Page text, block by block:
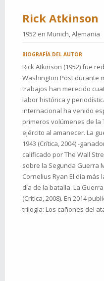
Rick Atkinson
1952 en Munich, Alemania
BIOGRAFÍA DEL AUTOR
Rick Atkinson (1952) fue
Washington Post durante
trabajos han merecido
labor histórica y
internacional ha venido
primeros volúmenes de la
ejército al amanecer. La
1943 (Crítica, 2004) -
calificado por The Wall
sobre la Segunda Guerra
Cornelius Ryan El día más
día de la batalla. La
(Crítica, 2008). En 2014
trilogía: Los cañones del